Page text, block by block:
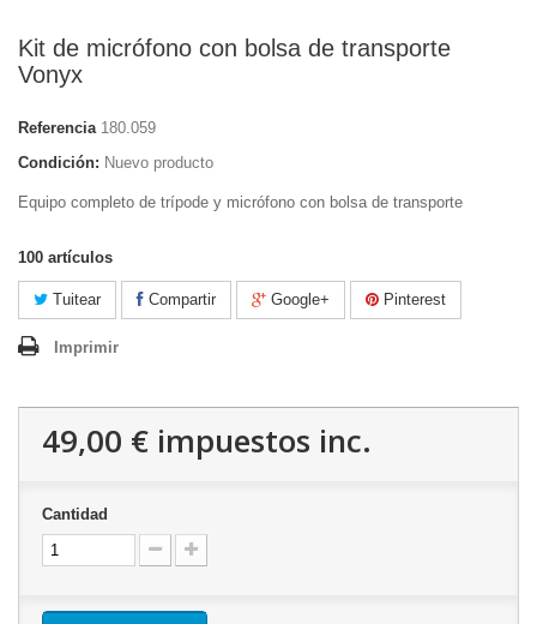
Kit de micrófono con bolsa de transporte
Vonyx
Referencia 180.059
Condición: Nuevo producto
Equipo completo de trípode y micrófono con bolsa de transporte
100 artículos
Tuitear Compartir Google+ Pinterest
Imprimir
49,00 € impuestos inc.
Cantidad